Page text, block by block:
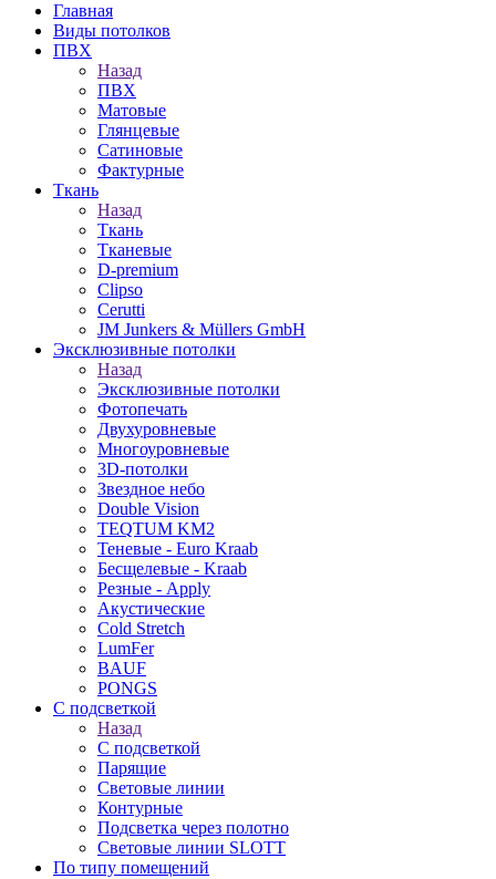
Главная
Виды потолков
ПВХ
Назад
ПВХ
Матовые
Глянцевые
Сатиновые
Фактурные
Ткань
Назад
Ткань
Тканевые
D-premium
Clipso
Cerutti
JM Junkers & Müllers GmbH
Эксклюзивные потолки
Назад
Эксклюзивные потолки
Фотопечать
Двухуровневые
Многоуровневые
3D-потолки
Звездное небо
Double Vision
TEQTUM KM2
Теневые - Euro Kraab
Бесщелевые - Kraab
Резные - Apply
Акустические
Cold Stretch
LumFer
BAUF
PONGS
С подсветкой
Назад
С подсветкой
Парящие
Световые линии
Контурные
Подсветка через полотно
Световые линии SLOTT
По типу помещений